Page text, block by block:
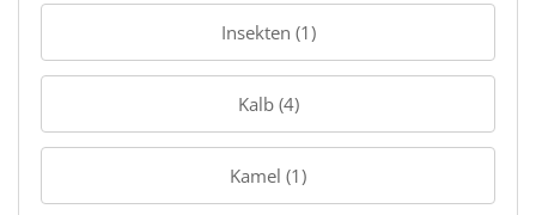
Insekten (1)
Kalb (4)
Kamel (1)